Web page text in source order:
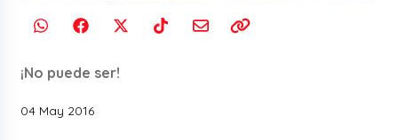
¡No puede ser!
04 May 2016